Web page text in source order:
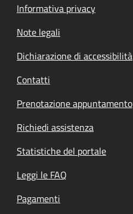
Informativa privacy
Note legali
Dichiarazione di accessibilità
Contatti
Prenotazione appuntamento
Richiedi assistenza
Statistiche del portale
Leggi le FAQ
Pagamenti